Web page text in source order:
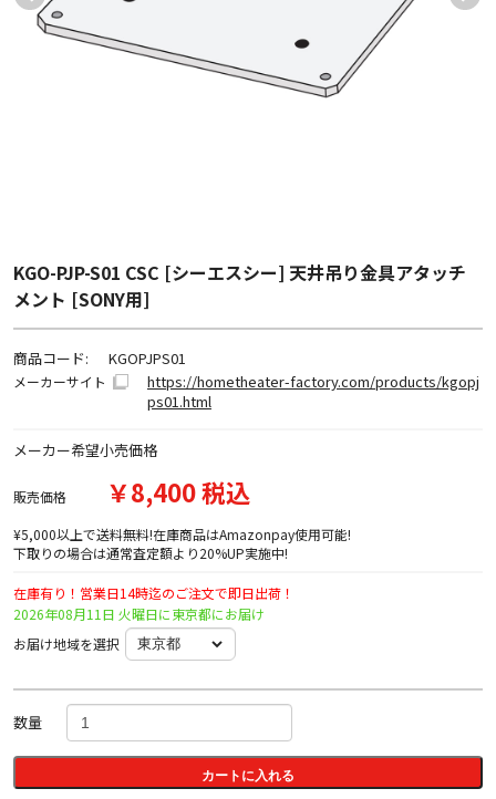
KGO-PJP-S01 CSC [シーエスシー] 天井吊り金具アタッチ
メント [SONY用]
商品コード: KGOPJPS01
メーカーサイト
https://hometheater-factory.com/products/kgopj
ps01.html
メーカー希望小売価格
販売価格 ￥8,400 税込
¥5,000以上で送料無料!在庫商品はAmazonpay使用可能!
下取りの場合は通常査定額より20%UP実施中!
在庫有り！営業日14時迄のご注文で即日出荷！
2026年08月11日 火曜日に東京都にお届け
お届け地域を選択
数量
カートに入れる